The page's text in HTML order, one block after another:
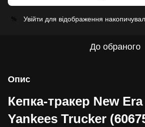
% Увійти для відображення
До обраного
Опис
Кепка-тракер New
Yankees Trucker